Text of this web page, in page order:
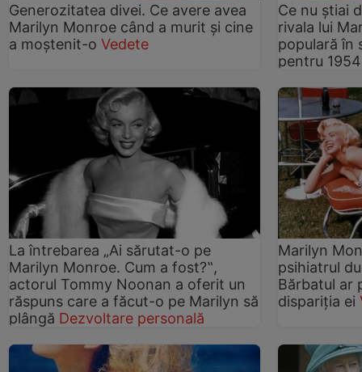
Generozitatea divei. Ce avere avea
Marilyn Monroe când a murit şi cine
a moştenit-o Vedete
Ce nu ştiai
rivala lui
populară în
pentru 1954
La întrebarea „Ai sărutat-o pe
Marilyn Monroe. Cum a fost?‟,
actorul Tommy Noonan a oferit un
răspuns care a făcut-o pe Marilyn să
plângă Dezvoltare personală
Marilyn
psihiatrul
Bărbatul ar
dispariţia ei